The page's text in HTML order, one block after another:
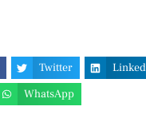
Twitter
WhatsApp